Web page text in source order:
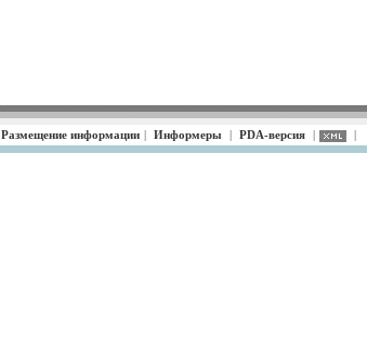
Размещение информации | Информеры | PDA-версия | |